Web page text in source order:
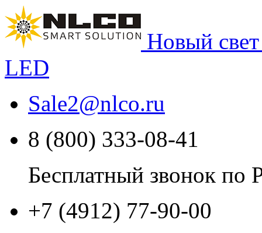
Новый
LED
Sale2@nlco.ru
8 (800) 333-08-41
Бесплатный звонок по
+7 (4912) 77-90-00